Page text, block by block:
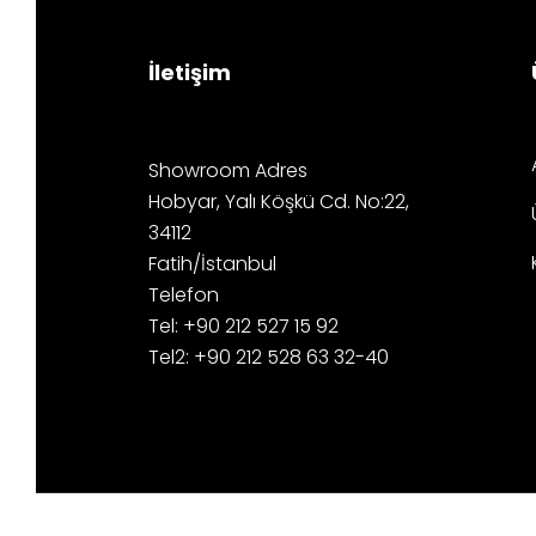
İletişim
Showroom Adres
Hobyar, Yalı Köşkü Cd. No:22,
34112
Fatih/İstanbul
Telefon
Tel: +90 212 527 15 92
Tel2: +90 212 528 63 32-40